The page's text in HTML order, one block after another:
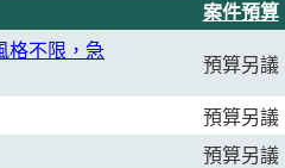
案件預算
格不限，急
預算另議
預算另議
預算另議